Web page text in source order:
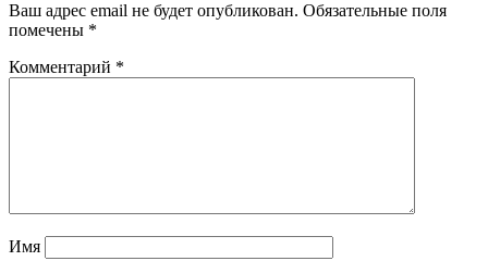
Ваш адрес email не будет опубликован. Обязательные поля
помечены *
Комментарий *
Имя